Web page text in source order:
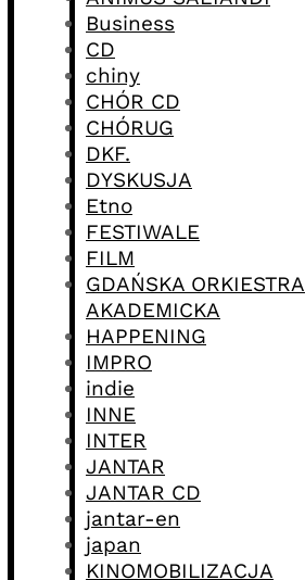
Business
CD
chiny
CHÓR CD
CHÓRUG
DKF.
DYSKUSJA
Etno
FESTIWALE
FILM
GDAŃSKA ORKIESTRA
AKADEMICKA
HAPPENING
IMPRO
indie
INNE
INTER
JANTAR
JANTAR CD
jantar-en
japan
KINOMOBILIZACJA